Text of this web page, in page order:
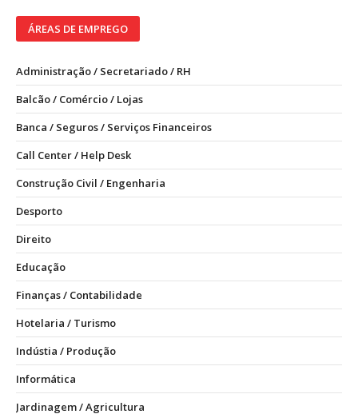
ÁREAS DE EMPREGO
Administração / Secretariado / RH
Balcão / Comércio / Lojas
Banca / Seguros / Serviços Financeiros
Call Center / Help Desk
Construção Civil / Engenharia
Desporto
Direito
Educação
Finanças / Contabilidade
Hotelaria / Turismo
Indústia / Produção
Informática
Jardinagem / Agricultura